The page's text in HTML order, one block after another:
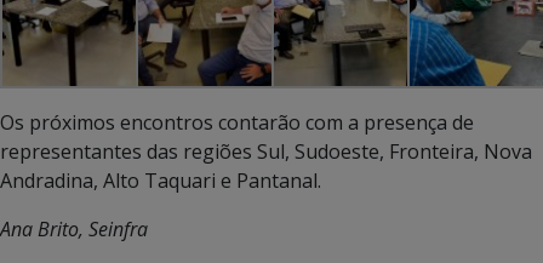
Os próximos encontros contarão com a presença de
representantes das regiões Sul, Sudoeste, Fronteira, Nova
Andradina, Alto Taquari e Pantanal.
Ana Brito, Seinfra